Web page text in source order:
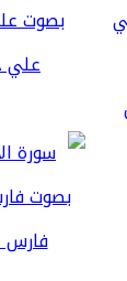
علي
فارس